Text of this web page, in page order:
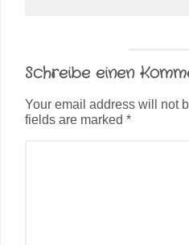
Schreibe einen
Your email address will not
fields are marked *